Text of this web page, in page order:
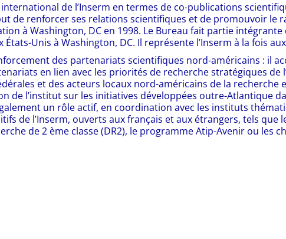
de l’Inserm en termes de co-publications
de renforcer ses relations scientifiques et de promouvoir le
à Washington, DC en 1998. Le Bureau fait partie
États-Unis à Washington, DC. Il représente l’Inserm à la fois
des partenariats scientifiques nord-américains : il
en lien avec les priorités de recherche stratégiques de
et des acteurs locaux nord-américains de la recherche
de l’institut sur les initiatives développées outre-Atlantique
un rôle actif, en coordination avec les instituts
de l’Inserm, ouverts aux français et aux étrangers, tels que
de 2 ème classe (DR2), le programme Atip-Avenir ou les